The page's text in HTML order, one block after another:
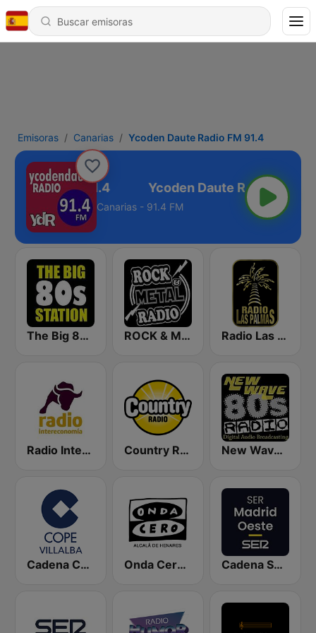
Emisoras Canarias Ycoden Daute Radio FM 91.4
Radio FM 91.4
Canarias - 91.4 FM
The Big 80s Station ROCK & METAL Radio Las Palmas
Radio Intereconomía Tenerife Sur Country Radio New Wave 80's Music Radio
Cadena COPE Villalba Onda Cero Alcalá de Henares Cadena SER Madrid Oeste